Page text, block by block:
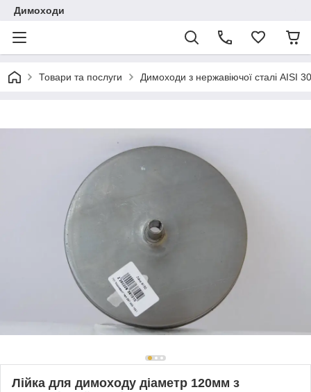
Димоходи
Товари та послуги Димоходи з нержавіючої сталі
Лійка для димоходу діаметр 120мм з